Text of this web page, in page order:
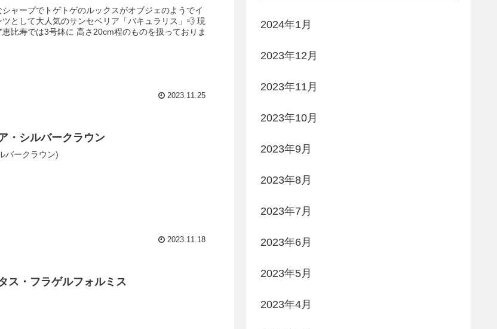
ャープでトゲトゲのルックスがオブジェのようでイ
ツとして大人気のサンセベリア「バキュラリス」💨 現
比寿では3号鉢に 高さ20cm程のものを扱っておりま
2023.11.25
・シルバークラウン
バークラウン)
2023.11.18
ス・フラゲルフォルミス
2024年1月
2023年12月
2023年11月
2023年10月
2023年9月
2023年8月
2023年7月
2023年6月
2023年5月
2023年4月